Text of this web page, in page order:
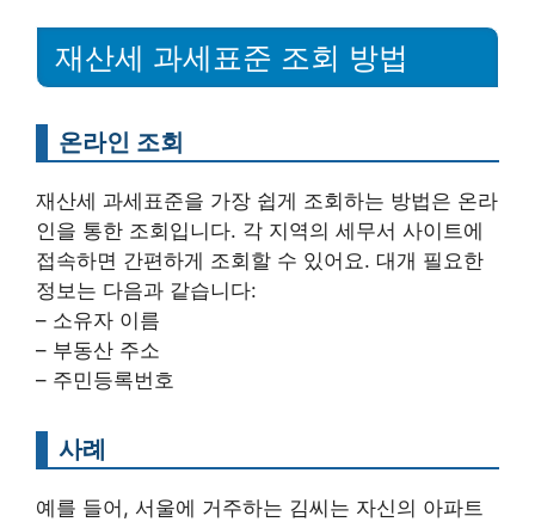
재산세 과세표준 조회 방법
온라인 조회
재산세 과세표준을 가장 쉽게 조회하는 방법은 온라
인을 통한 조회입니다. 각 지역의 세무서 사이트에
접속하면 간편하게 조회할 수 있어요. 대개 필요한
정보는 다음과 같습니다:
– 소유자 이름
– 부동산 주소
– 주민등록번호
사례
예를 들어, 서울에 거주하는 김씨는 자신의 아파트